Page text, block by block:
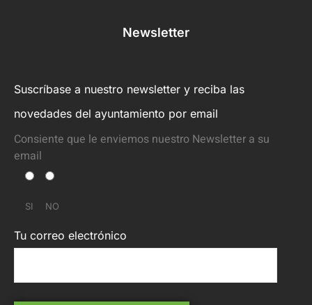
Newsletter
Suscríbase a nuestro newsletter y reciba las
novedades del ayuntamiento por email
Consiente que le enviemos nuestro Newsletter a su
email
SI NO
Tu correo electrónico